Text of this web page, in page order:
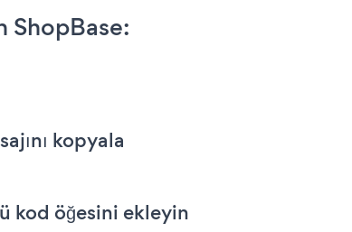
ShopBase:
kopyala
kod öğesini ekleyin